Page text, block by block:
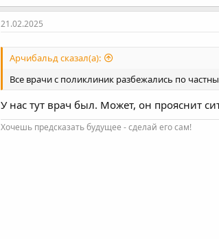
21.02.2025
Арчибальд сказал(а):
Все врачи с поликлиник разбежались по
У нас тут врач был. Может, он прояснит
Хочешь предсказать будущее - сделай его сам!